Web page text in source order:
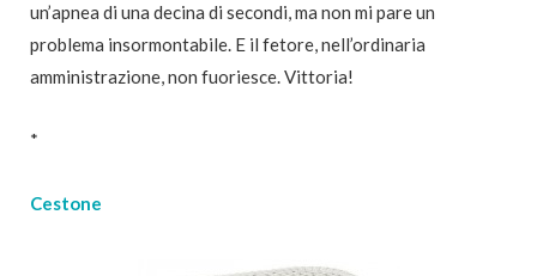
un’apnea di una decina di secondi, ma non mi pare un
problema insormontabile. E il fetore, nell’ordinaria
amministrazione, non fuoriesce. Vittoria!
*
Cestone